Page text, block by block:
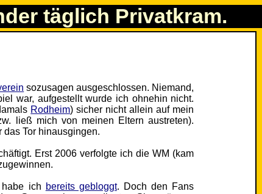
täglich Privatkram.
sozusagen ausgeschlossen. Niemand,
war, aufgestellt wurde ich ohnehin nicht.
Rodheim) sicher nicht allein auf mein
ließ mich von meinen Eltern austreten).
das Tor hinausgingen.
Erst 2006 verfolgte ich die WM (kam
ich bereits gebloggt. Doch den Fans